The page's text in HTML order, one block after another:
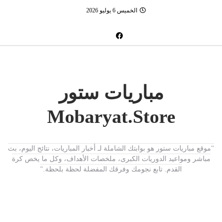
الخميس 6 يوليو 2026
مباريات ستور
Mobaryat.Store
"موقع مباريات ستور هو بوابتك الشاملة لـ أخبار المباريات، نتائج اليوم، بث
مباشر ومواعيد الدوريات الكبرى، ملخصات الأهداف، وكل ما يخص كرة
القدم. تابع نجومك وفرقك المفضلة لحظة بلحظة."